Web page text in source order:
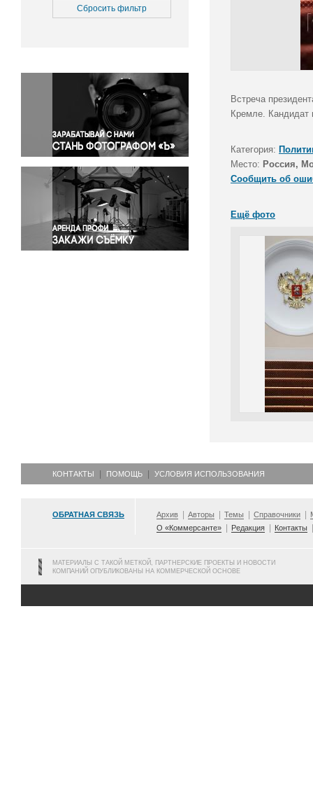
Медицина
Окружающая среда
Политика
Правосудие
Происшествия и конфликты
Религия
Светская жизнь
Спорт
Экология
Экономика и бизнес
Сбросить фильтр
Встреча
Кремле. Кандидат
Категория:
Место: Россия,
Сообщить об
Ещё фото
КОНТАКТЫ ПОМОЩЬ УСЛОВИЯ ИСПОЛЬЗОВАНИЯ
ОБРАТНАЯ СВЯЗЬ Архив Авторы Темы Справочники
О «Коммерсанте»
Редакция Контакты
МАТЕРИАЛЫ С ТАКОЙ МЕТКОЙ, ПАРТНЕРСКИЕ ПРОЕКТЫ И НОВОСТИ
КОМПАНИЙ ОПУБЛИКОВАНЫ НА КОММЕРЧЕСКОЙ ОСНОВЕ